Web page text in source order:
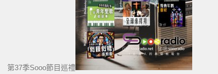
第37季Sooo節目巡禮